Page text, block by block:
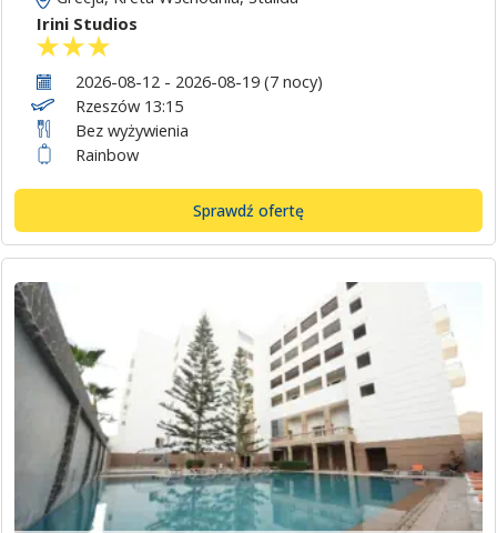
Irini Studios
2026-08-12 - 2026-08-19 (7 nocy)
Rzeszów 13:15
Bez wyżywienia
Rainbow
Sprawdź ofertę